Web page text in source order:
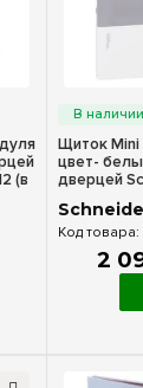
PE+N
(в
Щиток Mini
цвет-
дверцей
MIP22212T
2